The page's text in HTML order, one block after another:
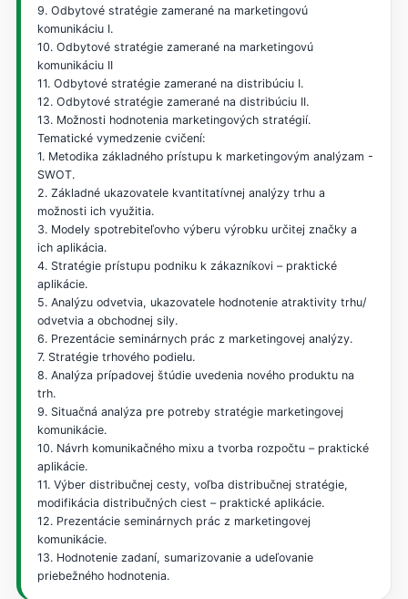
9. Odbytové stratégie zamerané na marketingovú
komunikáciu I.
10. Odbytové stratégie zamerané na marketingovú
komunikáciu II
11. Odbytové stratégie zamerané na distribúciu I.
12. Odbytové stratégie zamerané na distribúciu II.
13. Možnosti hodnotenia marketingových stratégií.
Tematické vymedzenie cvičení:
1. Metodika základného prístupu k marketingovým analýzam -
SWOT.
2. Základné ukazovatele kvantitatívnej analýzy trhu a
možnosti ich využitia.
3. Modely spotrebiteľovho výberu výrobku určitej značky a
ich aplikácia.
4. Stratégie prístupu podniku k zákazníkovi – praktické
aplikácie.
5. Analýzu odvetvia, ukazovatele hodnotenie atraktivity trhu/
odvetvia a obchodnej sily.
6. Prezentácie seminárnych prác z marketingovej analýzy.
7. Stratégie trhového podielu.
8. Analýza prípadovej štúdie uvedenia nového produktu na
trh.
9. Situačná analýza pre potreby stratégie marketingovej
komunikácie.
10. Návrh komunikačného mixu a tvorba rozpočtu – praktické
aplikácie.
11. Výber distribučnej cesty, voľba distribučnej stratégie,
modifikácia distribučných ciest – praktické aplikácie.
12. Prezentácie seminárnych prác z marketingovej
komunikácie.
13. Hodnotenie zadaní, sumarizovanie a udeľovanie
priebežného hodnotenia.